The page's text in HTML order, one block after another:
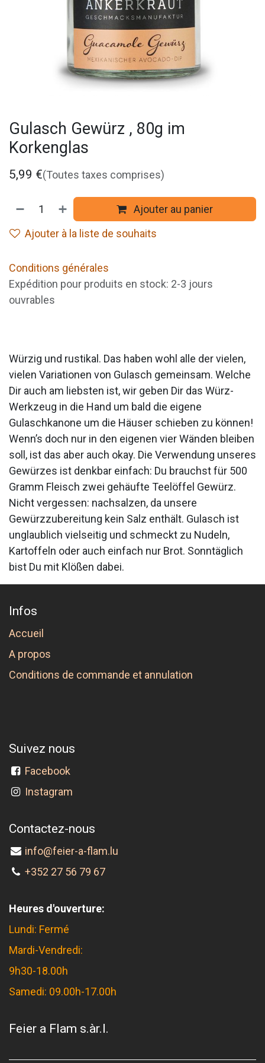
Gulasch Gewürz , 80g im
Korkenglas
5,99 €(Toutes taxes comprises)
Ajouter au panier
Ajouter à la liste de souhaits
Conditions générales
Expédition pour produits en stock: 2-3 jours
ouvrables
Würzig und rustikal. Das haben wohl alle der vielen,
vielen Variationen von Gulasch gemeinsam. Welche
Dir auch am liebsten ist, wir geben Dir das Würz-
Werkzeug in die Hand um bald die eigene
Gulaschkanone um die Häuser schieben zu können!
Wenn’s doch nur in den eigenen vier Wänden bleiben
soll, ist das aber auch okay. Die Verwendung unseres
Gewürzes ist denkbar einfach: Du brauchst für 500
Gramm Fleisch zwei gehäufte Teelöffel Gewürz.
Nicht vergessen: nachsalzen, da unsere
Gewürzzubereitung kein Salz enthält. Gulasch ist
unglaublich vielseitig und schmeckt zu Nudeln,
Kartoffeln oder auch einfach nur Brot. Sonntäglich
bist Du mit Klößen dabei.
Infos
Accueil
A propos
Conditions de commande et annulation
Suivez nous
Facebook
Instagram
Contactez-nous
info@feier-a-flam.lu
+352 27 56 79 67
Heures d'ouverture:
Lundi: Fermé
Mardi-Vendredi:
9h30-18.00h
Samedi: 09.00h-17.00h
Feier a Flam s.àr.l.